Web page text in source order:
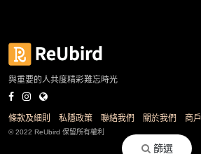
篩選
與重要的人共度精彩難忘時光
條款及細則 私隱政策 聯絡我們 關於我們 商
© 2022 ReUbird 保留所有權利